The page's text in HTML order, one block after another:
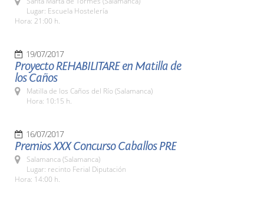
Lugar: Escuela Hostelería
Hora: 21:00 h.
19/07/2017
Proyecto REHABILITARE en Matilla de
los Caños
Matilla de los Caños del Río (Salamanca)
Hora: 10:15 h.
16/07/2017
Premios XXX Concurso Caballos PRE
Salamanca (Salamanca)
Lugar: recinto Ferial Diputación
Hora: 14:00 h.